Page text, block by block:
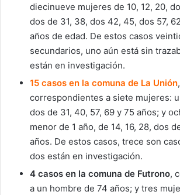
diecinueve mujeres de 10, 12, 20,
dos de 31, 38, dos 42, 45, dos 57,
años de edad. De estos casos
secundarios, uno aún está sin
están en investigación.
15 casos en la comuna de La Unión,
correspondientes a siete mujeres:
dos de 31, 40, 57, 69 y 75 años; y
menor de 1 año, de 14, 16, 28, dos
años. De estos casos, trece son
dos están en investigación.
4 casos en la comuna de Futrono,
a un hombre de 74 años; y tres